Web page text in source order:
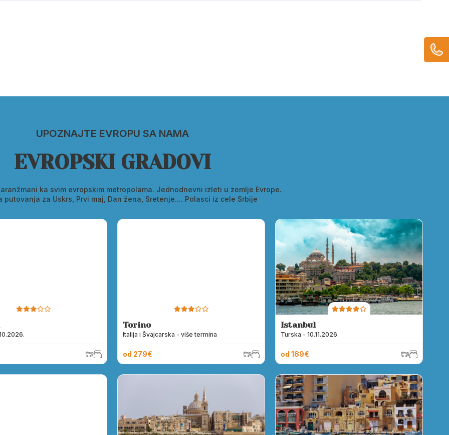
UPOZNAJTE EVROPU SA NAMA
EVROPSKI GRADOVI
ka svim evropskim metropolama. Jednodnevni izleti u zemlje Evrope.
putovanja za Uskrs, Prvi maj, Dan žena, Sretenje.... Polasci iz cele Srbije
Torino
Italija i Švajcarska - više termina
od 279€
Istanbul
Turska - 10.11.2026.
od 189€